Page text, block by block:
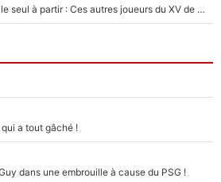
Thomas Ramos ne sera pas le seul à partir : Ces autres joueurs du XV de France pourraient aussi quitter le Stade Toulousain, un club de Top 14 est déjà sur les rangs
a tout gâché !
dans une embrouille à cause du PSG !